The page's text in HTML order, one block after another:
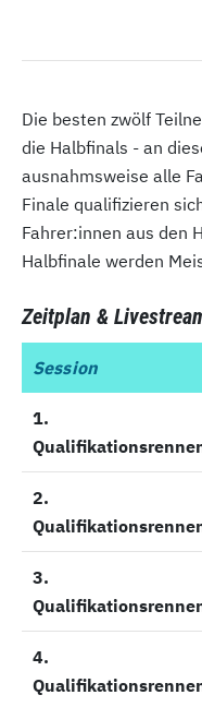
Die besten zwölf
die Halbfinals - an
ausnahmsweise alle
Finale qualifizieren
Fahrer:innen aus den
Halbfinale werden
Zeitplan &
Session
1.
2.
3.
4.
Session
1.
2.
3.
4.